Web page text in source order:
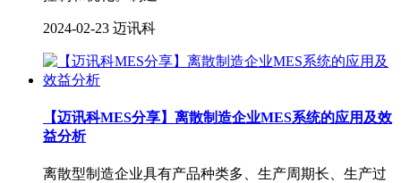
2024-02-23 迈讯科
【迈讯科MES分享】离散制造企业MES系统的应用及效
益分析
离散型制造企业具有产品种类多、生产周期长、生产过